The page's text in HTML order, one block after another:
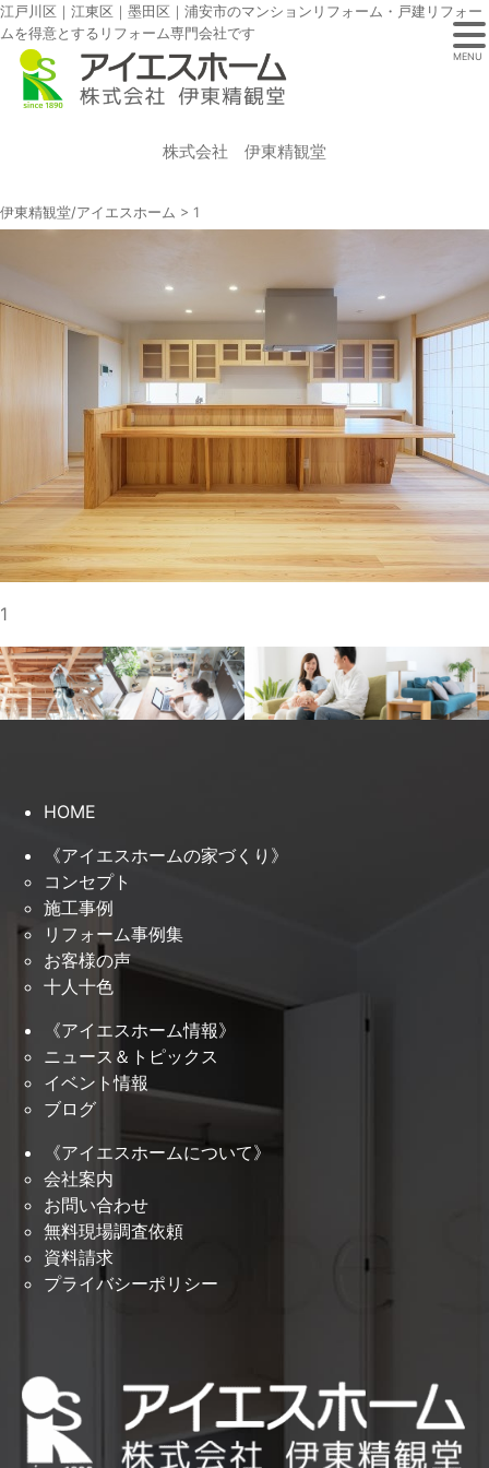
江戸川区｜江東区｜墨田区｜浦安市のマンションリフォーム・戸建リフォー
ムを得意とするリフォーム専門会社です
株式会社 伊東精観堂
伊東精観堂/アイエスホーム > 1
1
MENU
HOME
《アイエスホームの家づくり》
コンセプト
施工事例
リフォーム事例集
お客様の声
十人十色
《アイエスホーム情報》
ニュース＆トピックス
イベント情報
ブログ
《アイエスホームについて》
会社案内
お問い合わせ
無料現場調査依頼
資料請求
プライバシーポリシー